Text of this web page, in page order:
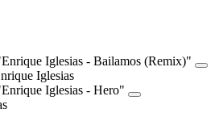
Iglesias